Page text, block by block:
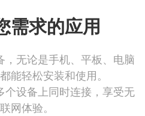
需求的应用
无论是手机、平板、电脑
能轻松安装和使用。
设备上同时连接，享受无
网体验。